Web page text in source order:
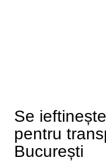
Se
pentru
București